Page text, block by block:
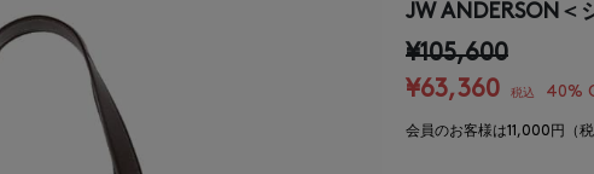
JW ANDERSON＜
¥105,600
¥63,360
税込 40%
会員のお客様は11,000円（